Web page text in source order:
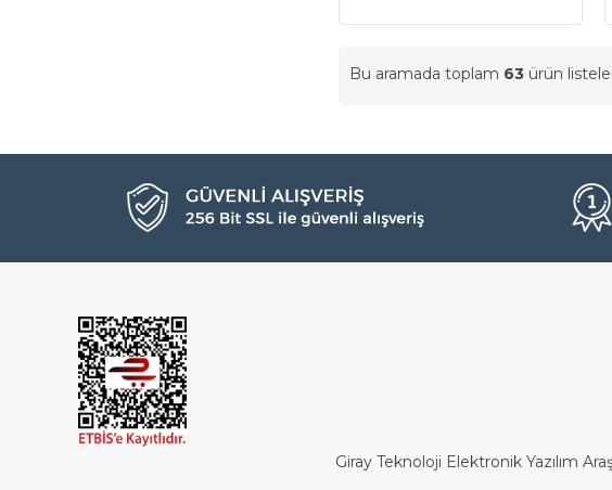
Bu aramada toplam 63 ürün
Giray Teknoloji Elektronik Yazılım